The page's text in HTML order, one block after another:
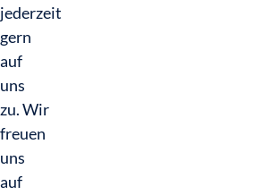
jederzeit
gern
auf
uns
zu. Wir
freuen
uns
auf